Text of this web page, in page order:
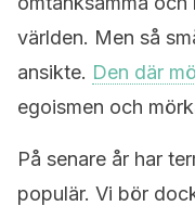
världen. Men så
ansikte. Den där
egoismen och
På senare år har
populär. Vi bör